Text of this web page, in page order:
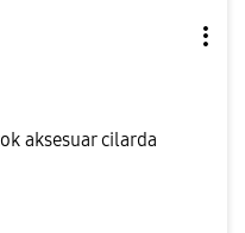
aksesuar cilarda